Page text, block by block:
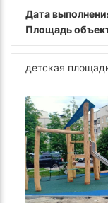
Дата
Площадь
детская